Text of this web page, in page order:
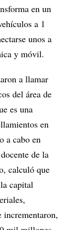
en un
a 1
unos a
y móvil.
a llamar
del área de
es una
en
a cabo en
de la
calculó que
capital
incrementaron,